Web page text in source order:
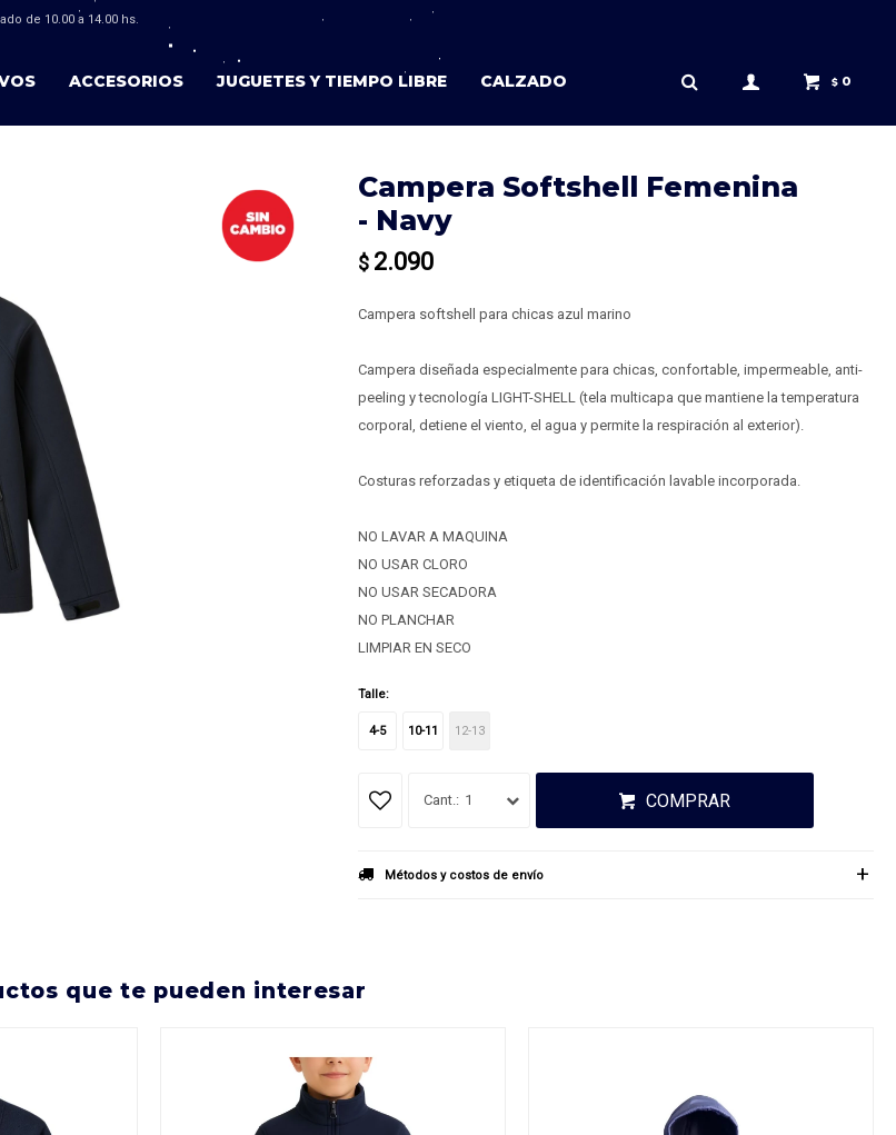
ACCESORIOS JUGUETES Y TIEMPO LIBRE CALZADO $ 0
de 10.00 a 14.00 hs.
Campera Softshell Femenina
- Navy
$ 2.090
Campera softshell para chicas azul marino
Campera diseñada especialmente para chicas, confortable, impermeable, anti-
peeling y tecnología LIGHT-SHELL (tela multicapa que mantiene la temperatura
corporal, detiene el viento, el agua y permite la respiración al exterior).
Costuras reforzadas y etiqueta de identificación lavable incorporada.
NO LAVAR A MAQUINA
NO USAR CLORO
NO USAR SECADORA
NO PLANCHAR
LIMPIAR EN SECO
Talle:
4-5 10-11 12-13
1 COMPRAR
Métodos y costos de envío
que te pueden interesar